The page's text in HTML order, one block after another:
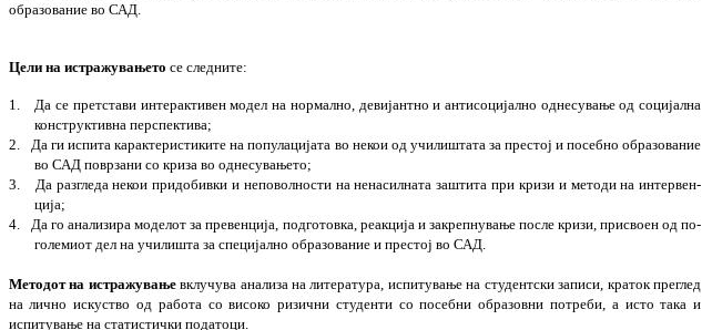
образование во САД.
Цели на истражувањето се следните:
1.
Да се претстави интерактивен мо­дел на нор­мално, девијантно и анти­со­цијално од­несување од социјална
конструктивна пер­спектива;
2.
Да ги испита карактеристиките на попу­ла­цијата во некои од учили­ш­тата за прес­тој и посебно обра­зо­ва­ние
во САД по­врзани со криза во одне­сувањето;
3.
Да разгледа некои придобивки и непо­вол­ности на ненасилната заш­тита при кри­зи и методи на интер­вен­
ција;
4.
Да го анализира моделот за пре­вен­ција, под­готовка, реакција и закреп­ну­вање пос­ле кризи, присвоен од по­
го­лемиот дел на училишта за спе­ци­јално об­ра­зо­ва­ние и престој во САД.
Методот на истражувањевклучува анализа на литература, испитување на студентски записи, краток преглед
на лично искуство од работа со високо ризични студенти со посебни образовни потреби, а исто така и
испитување на статистички податоци.